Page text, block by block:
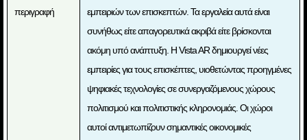
περιγραφή
εμπειριών των επισκεπτών. Τα εργαλεία αυτά είναι
συνήθως είτε απαγορευτικά ακριβά είτε βρίσκονται
ακόμη υπό ανάπτυξη. Η Vista AR δημιουργεί νέες
εμπειρίες για τους επισκέπτες, υιοθετώντας προηγμένες
ψηφιακές τεχνολογίες σε συνεργαζόμενους χώρους
πολιτισμού και πολιτιστικής κληρονομιάς. Οι χώροι
αυτοί αντιμετωπίζουν σημαντικές οικονομικές